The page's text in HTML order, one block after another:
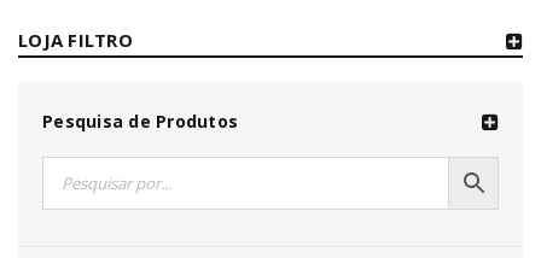
LOJA FILTRO
Pesquisa de Produtos